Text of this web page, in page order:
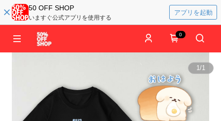
50 OFF SHOP
いますぐ公式アプリを使用する
アプリを起動
0
1/1